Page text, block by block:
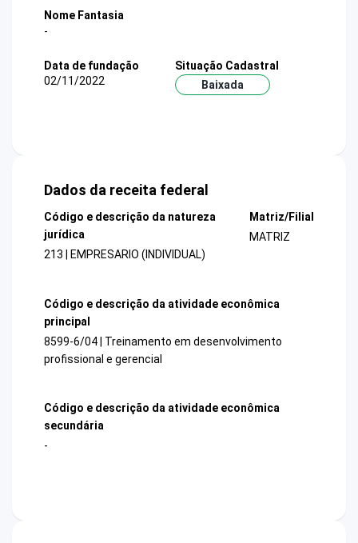
Nome Fantasia
-
Data de fundação
02/11/2022
Situação Cadastral
Baixada
Dados da receita federal
Código e descrição da natureza
jurídica
213 | EMPRESARIO (INDIVIDUAL)
Matriz/Filial
MATRIZ
Código e descrição da atividade econômica
principal
8599-6/04 | Treinamento em desenvolvimento
profissional e gerencial
Código e descrição da atividade econômica
secundária
-